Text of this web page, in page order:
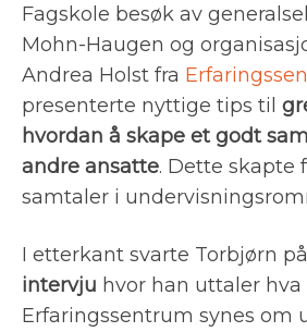
Fagskole besøk av
Mohn-Haugen og
Andrea Holst fra
presenterte nyttige tips til
hvordan å skape et godt
andre ansatte. Dette skapte
samtaler i
I etterkant svarte Torbjørn
intervju hvor han uttaler hva
Erfaringssentrum synes om